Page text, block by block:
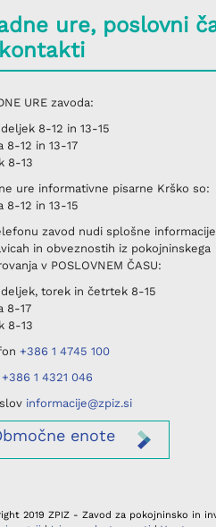
ure, poslovni
URE zavoda:
8-12 in 13-15
8-12 in 13-17
8-13
ure informativne pisarne Krško so:
8-12 in 13-15
zavod nudi splošne informacije
in obveznostih iz pokojninskega
v POSLOVNEM ČASU:
torek in četrtek 8-15
8-17
8-13
+386 1 4745 100
+386 1 4321 046
informacije@zpiz.si
enote
2019 ZPIZ - Zavod za pokojninsko in